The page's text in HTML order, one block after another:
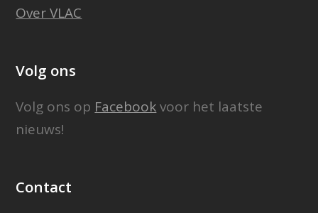
Over VLAC
Volg ons
Volg ons op Facebookvoor het laatste
nieuws!
Contact